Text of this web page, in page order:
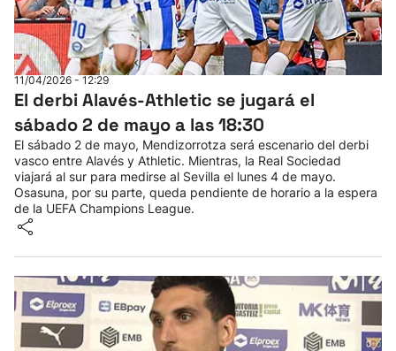
11/04/2026 - 12:29
El derbi Alavés-Athletic se jugará el
sábado 2 de mayo a las 18:30
El sábado 2 de mayo, Mendizorrotza será escenario del derbi
vasco entre Alavés y Athletic. Mientras, la Real Sociedad
viajará al sur para medirse al Sevilla el lunes 4 de mayo.
Osasuna, por su parte, queda pendiente de horario a la espera
de la UEFA Champions League.